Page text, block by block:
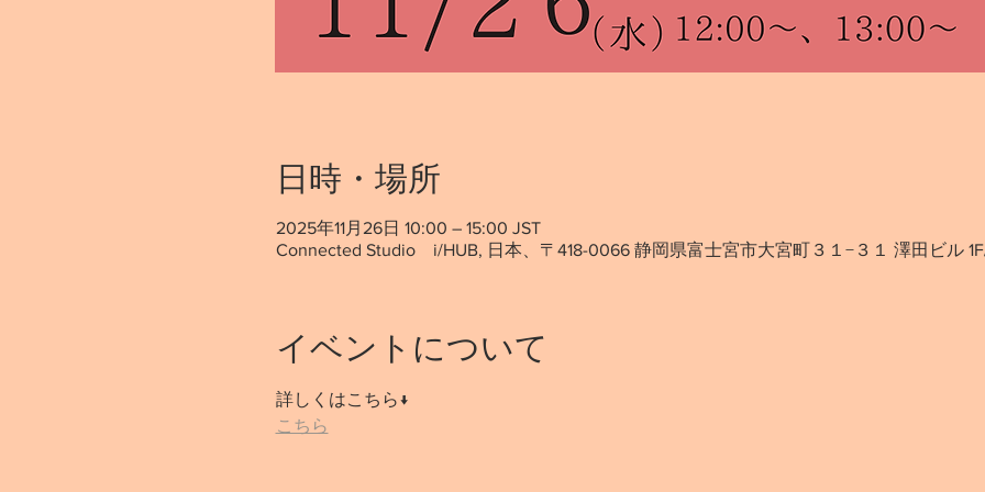
日時・場所
2025年11月26日 10:00 – 15:00 JST
Connected Studio i/HUB, 日本、〒418-0066 静岡県富士宮市大宮町３１−３１ 澤田ビル
イベントについて
詳しくはこちら↓
こちら